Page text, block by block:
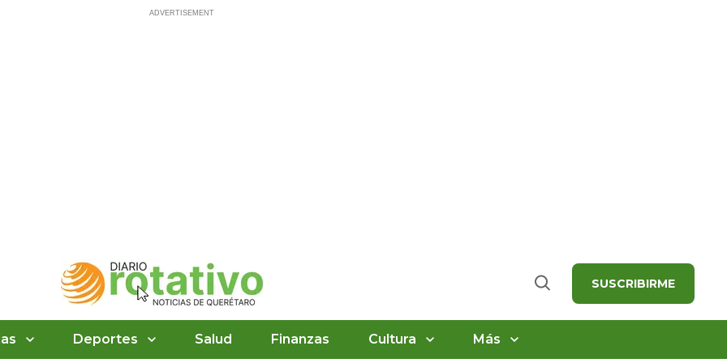
Buscar SUSCRIBIRME
Deportes Salud Finanzas Cultura Más